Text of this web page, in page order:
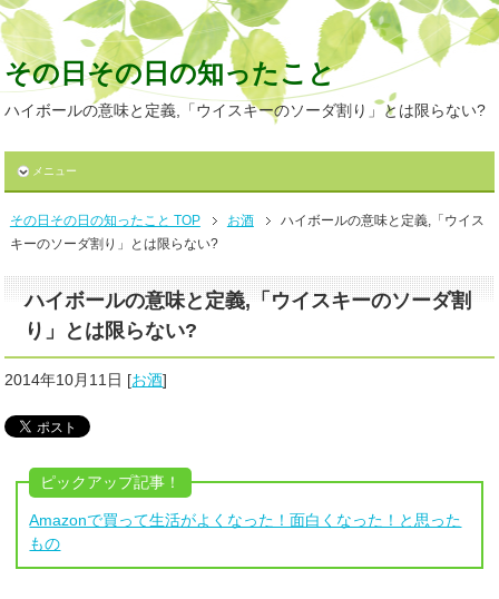
その日その日の知ったこと
ハイボールの意味と定義,「ウイスキーのソーダ割り」とは限らない?
メニュー
その日その日の知ったこと TOP お酒
ハイボールの意味と定義,「ウイス
キーのソーダ割り」とは限らない?
ハイボールの意味と定義,「ウイスキーのソーダ割
り」とは限らない?
2014年10月11日 [お酒]
ピックアップ記事！
Amazonで買って生活がよくなった！面白くなった！と思った
もの